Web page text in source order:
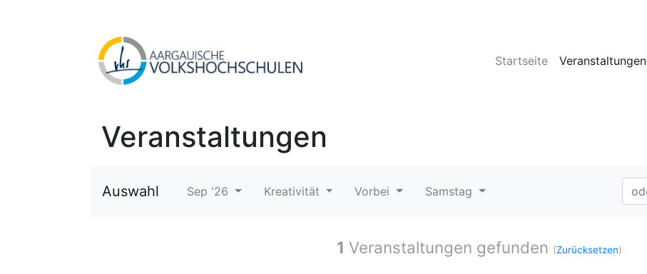
Startseite Veranstaltungen
Veranstaltungen
Auswahl Sep '26 Kreativität Vorbei Samstag
1 Veranstaltungen gefunden (Zurücksetzen)